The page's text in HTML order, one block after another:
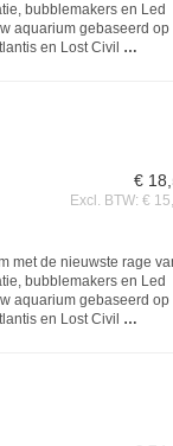
bubblemakers en Led
aquarium gebaseerd op
en Lost Civil …
€
Excl. BTW: €
met de nieuwste rage
bubblemakers en Led
aquarium gebaseerd op
en Lost Civil …